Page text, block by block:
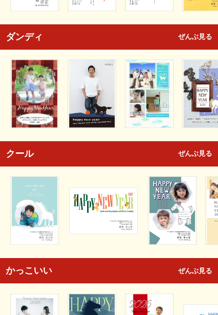
ダンディ ぜんぶ見る
クール ぜんぶ見る
かっこいい ぜんぶ見る